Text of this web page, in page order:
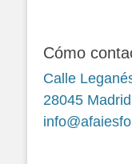
Cómo
Calle
28045 Madrid